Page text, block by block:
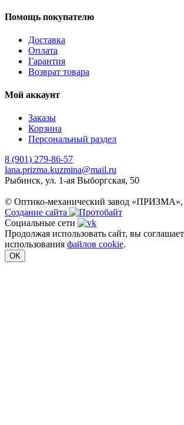
Помощь покупателю
Доставка
Оплата
Гарантия
Возврат товара
Мой аккаунт
Заказы
Корзина
Персональный раздел
8 (901) 279-86-57
lana.prizma.kuzmina@mail.ru
Рыбинск, ул. 1-ая Выборгская, 50
© Оптико-механический завод «ПРИЗМА»,
Создание сайта
Социальные сети
Продолжая использовать сайт, вы
использования файлов cookie.
OK